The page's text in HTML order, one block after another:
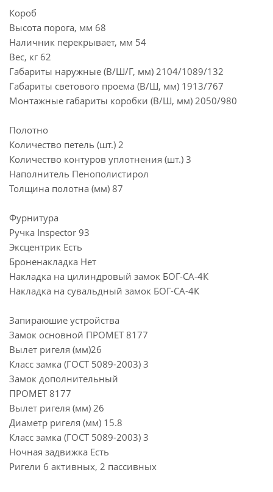
Короб
Высота порога, мм 68
Наличник перекрывает, мм 54
Вес, кг 62
Габариты наружные (В/Ш/Г, мм) 2104/1089/132
Габариты светового проема (В/Ш, мм) 1913/767
Монтажные габариты коробки (В/Ш, мм) 2050/980
Полотно
Количество петель (шт.) 2
Количество контуров уплотнения (шт.) 3
Наполнитель Пенополистирол
Толщина полотна (мм) 87
Фурнитура
Ручка Inspector 93
Эксцентрик Есть
Броненакладка Нет
Накладка на цилиндровый замок БОГ-СА-4К
Накладка на сувальдный замок БОГ-СА-4К
Запираюшие устройства
Замок основной ПРОМЕТ 8177
Вылет ригеля (мм)26
Класс замка (ГОСТ 5089-2003) 3
Замок дополнительный
ПРОМЕТ 8177
Вылет ригеля (мм) 26
Диаметр ригеля (мм) 15.8
Класс замка (ГОСТ 5089-2003) 3
Ночная задвижка Есть
Ригели 6 активных, 2 пассивных